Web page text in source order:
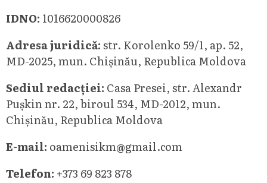
IDNO: 1016620000826
Adresa juridică:str. Korolenko 59/1, ap. 52,
MD-2025, mun. Chișinău, Republica Moldova
Sediul redacției: Casa Presei, str. Alexandr
Pușkin nr. 22, biroul 534, MD-2012, mun.
Chișinău, Republica Moldova
E-mail: oamenisikm@gmail.com
Telefon: +373 69 823 878